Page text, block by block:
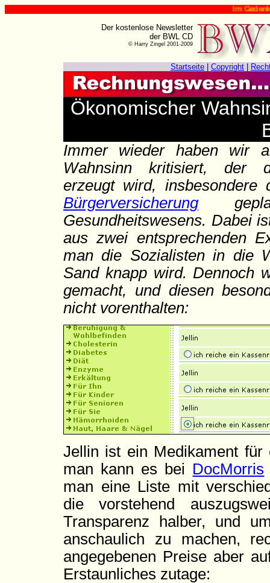
Im Gedenken
Der kostenlose Newsletter
der BWL CD
© Harry Zingel 2001-2009
Startseite Copyright
Ökonomischer
Immer wieder haben wir
Wahnsinn kritisiert, der
erzeugt wird,
Bürgerversicherung
Gesundheitswesens. Dabei
aus zwei entsprechenden
man die Sozialisten in die
Sand knapp wird. Dennoch
gemacht, und diesen
nicht vorenthalten:
Jellin ist ein Medikament für
man kann es bei DocMorris
man eine Liste mit
die vorstehend
Transparenz halber, und
anschaulich zu machen,
angegebenen Preise aber
Erstaunliches zutage: